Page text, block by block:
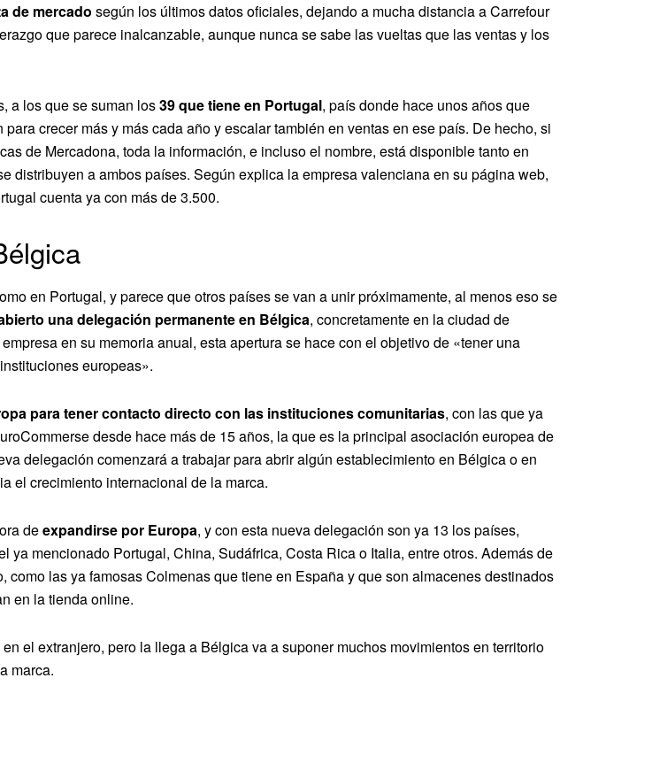
de mercado según los últimos datos oficiales, dejando a mucha distancia a Carrefour
que parece inalcanzable, aunque nunca se sabe las vueltas que las ventas y los
a los que se suman los39 que tiene en Portugal, país donde hace unos años que
crecer más y más cada año y escalar también en ventas en ese país. De hecho, si
de Mercadona, toda la información, e incluso el nombre, está disponible tanto en
distribuyen a ambos países. Según explica la empresa valenciana en su página web,
cuenta ya con más de 3.500.
en Portugal, y parece que otros países se van a unir próximamente, al menos eso se
una delegación permanente en Bélgica, concretamente en la ciudad de
en su memoria anual, esta apertura se hace con el objetivo de «tener una
europeas».
para tener contacto directo con las instituciones comunitarias, con las que ya
desde hace más de 15 años, la que es la principal asociación europea de
delegación comenzará a trabajar para abrir algún establecimiento en Bélgica o en
el crecimiento internacional de la marca.
deexpandirse por Europa, y con esta nueva delegación son ya 13 los países,
mencionado Portugal, China, Sudáfrica, Costa Rica o Italia, entre otros. Además de
las ya famosas Colmenas que tiene en España y que son almacenes destinados
en la tienda online.
en el extranjero, pero la llega a Bélgica va a suponer muchos movimientos en territorio
marca.